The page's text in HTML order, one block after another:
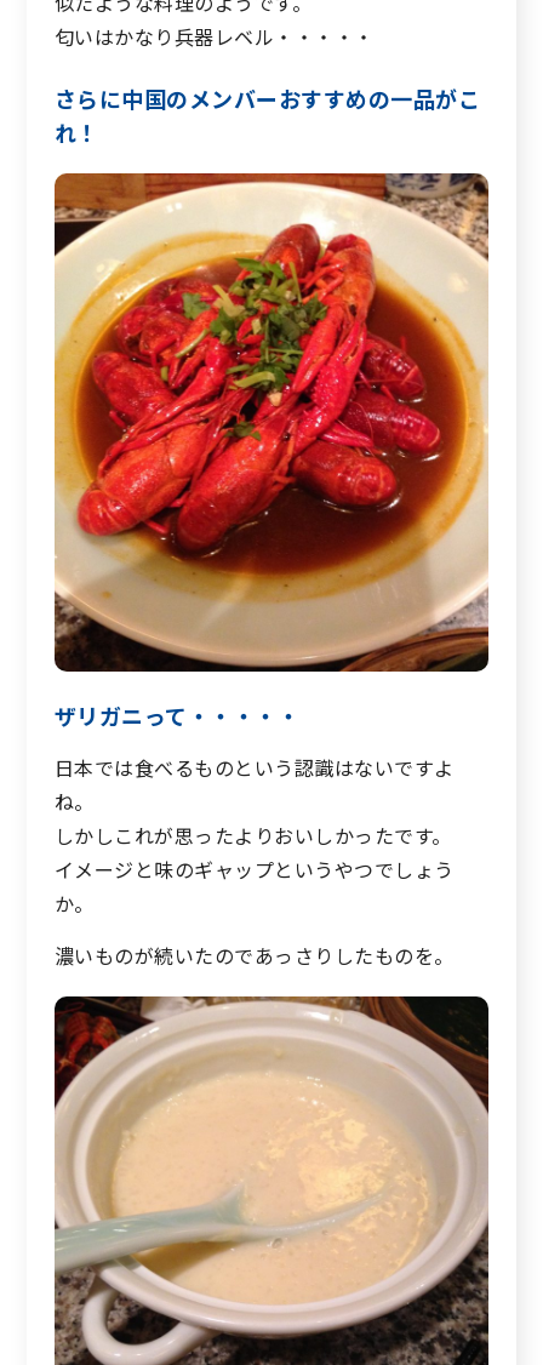
匂いはかなり兵器レベル・・・・・
さらに中国のメンバーおすすめの一品がこ
れ！
ザリガニって・・・・・
日本では食べるものという認識はないですよ
ね。
しかしこれが思ったよりおいしかったです。
イメージと味のギャップというやつでしょう
か。
濃いものが続いたのであっさりしたものを。